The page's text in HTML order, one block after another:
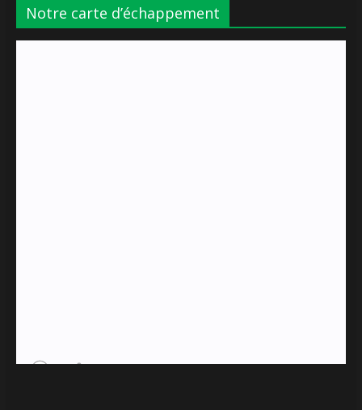
Notre carte d’échappement